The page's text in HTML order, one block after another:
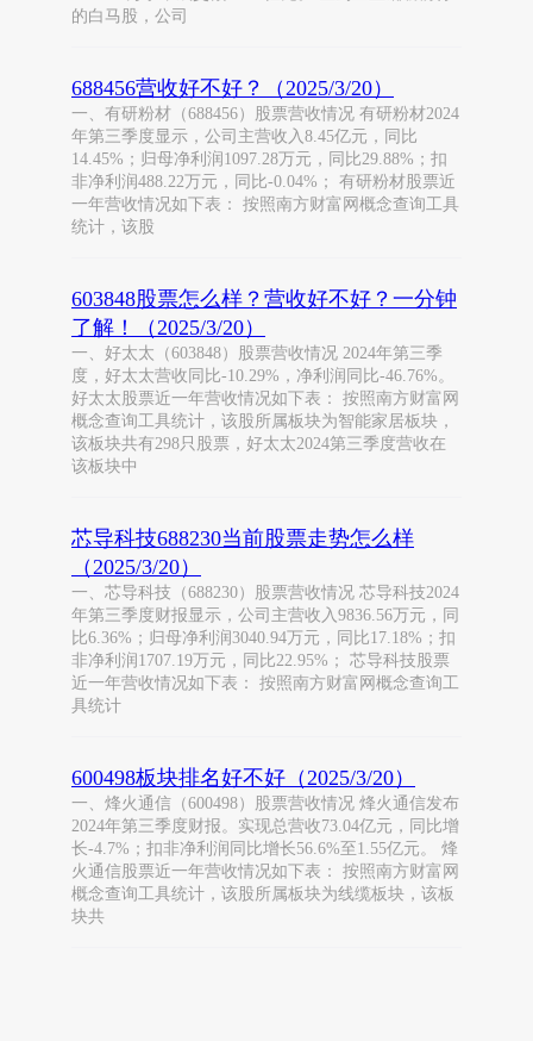
的白马股，公司
688456营收好不好？（2025/3/20）
一、有研粉材（688456）股票营收情况 有研粉材2024
年第三季度显示，公司主营收入8.45亿元，同比
14.45%；归母净利润1097.28万元，同比29.88%；扣
非净利润488.22万元，同比-0.04%； 有研粉材股票近
一年营收情况如下表： 按照南方财富网概念查询工具
统计，该股
603848股票怎么样？营收好不好？一分钟
了解！（2025/3/20）
一、好太太（603848）股票营收情况 2024年第三季
度，好太太营收同比-10.29%，净利润同比-46.76%。
好太太股票近一年营收情况如下表： 按照南方财富网
概念查询工具统计，该股所属板块为智能家居板块，
该板块共有298只股票，好太太2024第三季度营收在
该板块中
芯导科技688230当前股票走势怎么样
（2025/3/20）
一、芯导科技（688230）股票营收情况 芯导科技2024
年第三季度财报显示，公司主营收入9836.56万元，同
比6.36%；归母净利润3040.94万元，同比17.18%；扣
非净利润1707.19万元，同比22.95%； 芯导科技股票
近一年营收情况如下表： 按照南方财富网概念查询工
具统计
600498板块排名好不好（2025/3/20）
一、烽火通信（600498）股票营收情况 烽火通信发布
2024年第三季度财报。实现总营收73.04亿元，同比增
长-4.7%；扣非净利润同比增长56.6%至1.55亿元。 烽
火通信股票近一年营收情况如下表： 按照南方财富网
概念查询工具统计，该股所属板块为线缆板块，该板
块共